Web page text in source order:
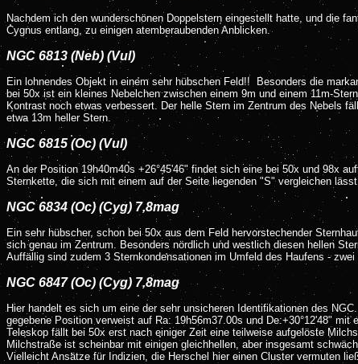
Nachdem ich den wunderschönen Doppelstern eingestellt hatte, und die
Cygnus entlang, zu einigen atemberaubenden Anblicken.
NGC 6813 (Neb) (Vul)
Ein lohnendes Objekt in einem sehr hübschen Feld!! Besonders die
bei 50x ist ein kleines Nebelchen zwischen einem 9m und einem 11m-
Kontrast noch etwas verbessert. Der helle Stern im Zentrum des Nebels
etwa 13m heller Stern.
NGC 6815 (Oc) (Vul)
An der Position 19h40m40s +26°45'46" findet sich eine bei 50x und 98x
Sternkette, die sich mit einem auf der Seite liegenden "S" vergleichen
NGC 6834 (Oc) (Cyg) 7,8mag
Ein sehr hübscher, schon bei 50x aus dem Feld hervorstechender
sich genau im Zentrum. Besonders nördlich und westlich diesen hellen
Auffällig sind zudem 3 Sternkondensationen im Umfeld des Haufens -
NGC 6847 (Oc) (Cyg) 7,8mag
Hier handelt es sich um eine der sehr unsicheren Identifikationen des
gegebene Position verweist auf Ra: 19h56m37.00s und De:+30°12'48"
Teleskop fällt bei 50x erst nach einiger Zeit eine teilweise aufgelöste
Milchstraße ist scheinbar mit einigen gleichhellen, aber insgesamt
Vielleicht Ansätze für Indizien, die Herschel hier einen Cluster vermuten